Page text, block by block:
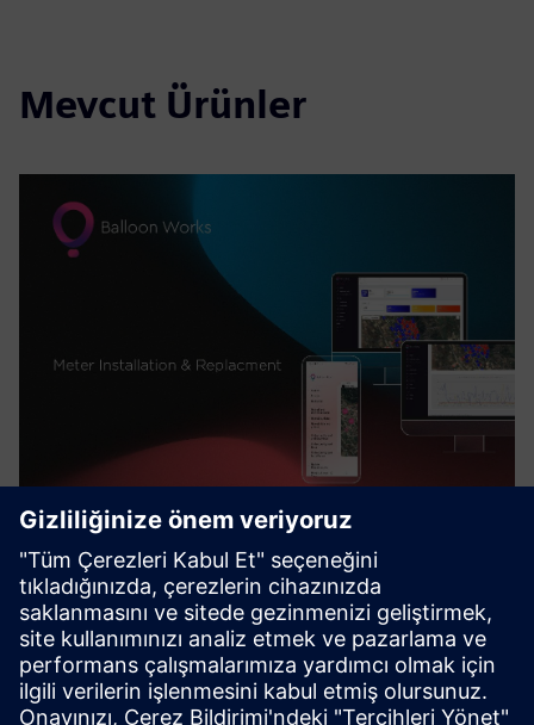
Mevcut Ürünler
Balloon Works
Balloon Works offers a comprehensive work order software
for water utilities to manage and optimize meter
installation and maintenance efficiently.